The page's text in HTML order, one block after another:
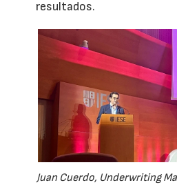
resultados.
Juan Cuerdo, Underwriting